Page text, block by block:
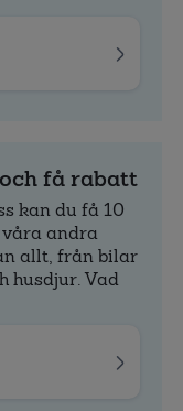
få rabatt
kan du få 10
andra
allt, från bilar
husdjur. Vad